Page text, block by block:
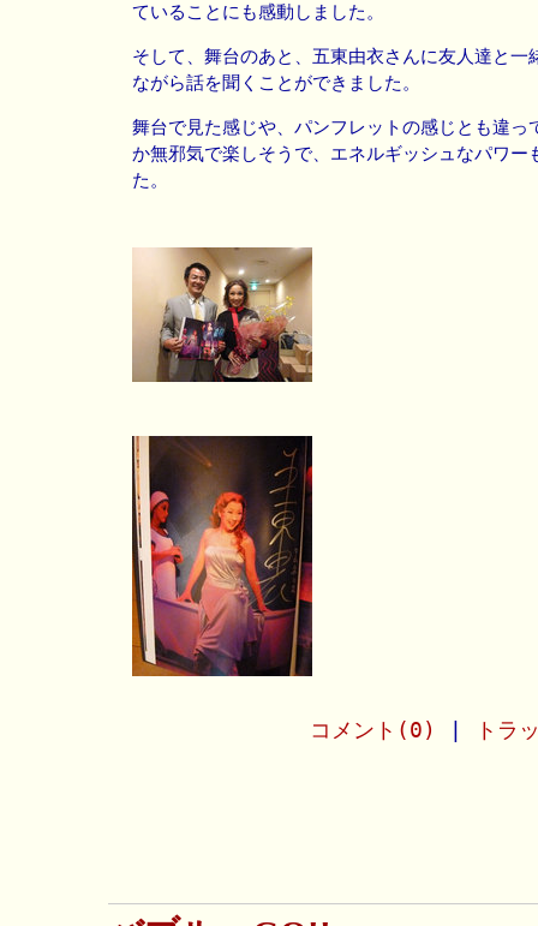
ていることにも感動しました。
そして、舞台のあと、五東由衣さんに友人達と一
ながら話を聞くことができました。
舞台で見た感じや、パンフレットの感じとも違っ
か無邪気で楽しそうで、エネルギッシュなパワー
た。
コメント(0) トラ